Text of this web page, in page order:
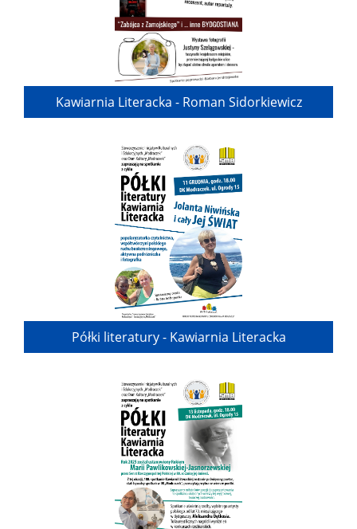
Kawiarnia Literacka - Roman Sidorkiewicz
Półki literatury - Kawiarnia Literacka